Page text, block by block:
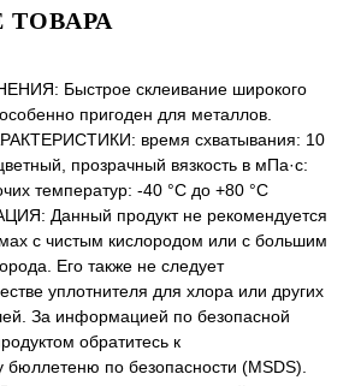
Быстрое склеивание широкого
пригоден для металлов.
время схватывания: 10
прозрачный вязкость в мПa·с:
температур: -40 °C до +80 °C
Данный продукт не рекомендуется
с чистым кислородом или с большим
Его также не следует
уплотнителя для хлора или других
За информацией по безопасной
обратитесь к
по безопасности (MSDS).